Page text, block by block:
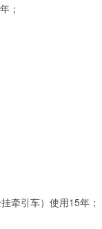
；
牵引车）使用15年；